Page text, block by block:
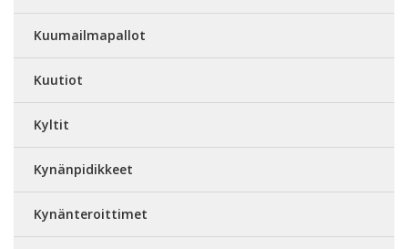
Kuumailmapallot
Kuutiot
Kyltit
Kynänpidikkeet
Kynänteroittimet